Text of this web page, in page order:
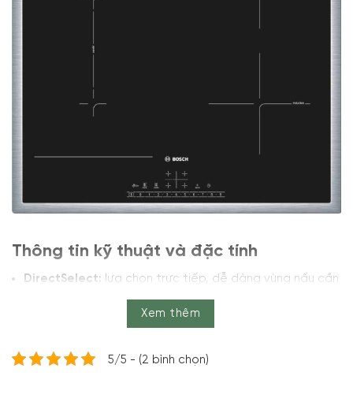
Thông tin kỹ thuật và đặc tính
DirectSelect: lựa chọn trực tiếp, dễ dàng vùng nấu cần
thiết, mức công suất và các chức năng bổ sung.
Linh hoạt hơn thông qua sự kết hợp của hai
các nhà rang xay và các loại tương tự.
Xem thêm
5/5 - (2 bình chọn)